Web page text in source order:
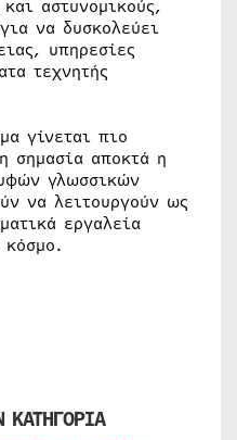
αστυνομικούς,
να δυσκολεύει
υπηρεσίες
τεχνητής
γίνεται πιο
σημασία αποκτά η
γλωσσικών
να λειτουργούν ως
εργαλεία